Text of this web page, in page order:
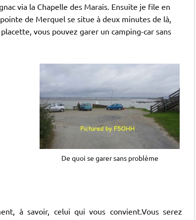
via la Chapelle des Marais. Ensuite je file en
de Merquel se situe à deux minutes de là,
vous pouvez garer un camping-car sans
De quoi se garer sans problème
à savoir, celui qui vous convient.Vous serez